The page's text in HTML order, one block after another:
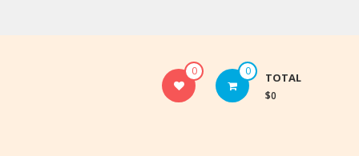
0 0 TOTAL
$0